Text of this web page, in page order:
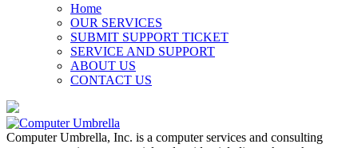
Home
OUR SERVICES
SUBMIT SUPPORT TICKET
SERVICE AND SUPPORT
ABOUT US
CONTACT US
Computer Umbrella, Inc. is a computer services and consulting